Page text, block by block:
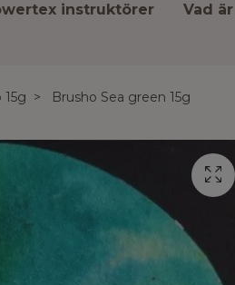
instruktörer Vad
15g Brusho Sea green 15g